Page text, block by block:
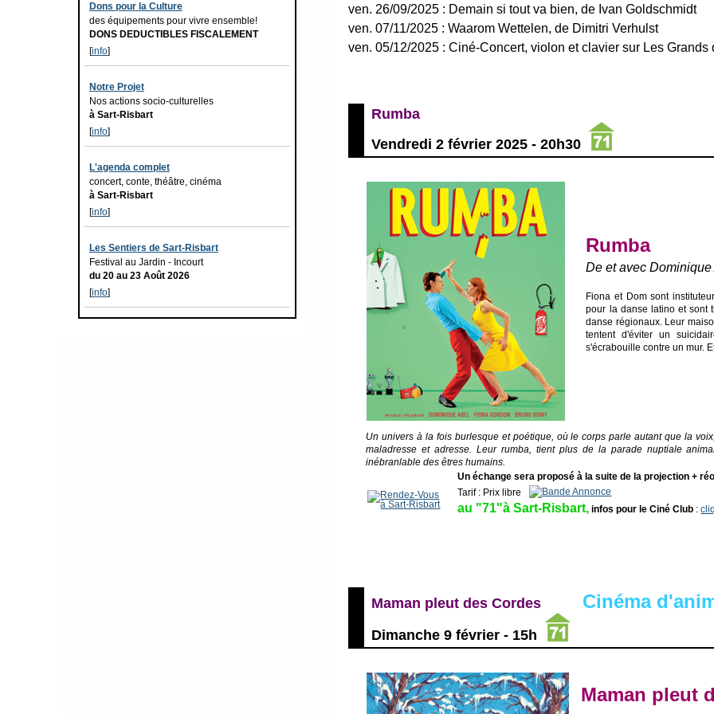
Dons pour la Culture
des équipements pour vivre ensemble!
DONS DEDUCTIBLES FISCALEMENT
[info]
Notre Projet
Nos actions socio-culturelles
à Sart-Risbart
[info]
L'agenda complet
concert, conte, théâtre, cinéma
à Sart-Risbart
[info]
Les Sentiers de Sart-Risbart
Festival au Jardin - Incourt
du 20 au 23 Août 2026
[info]
ven. 26/09/2025 : Demain si tout va bien, de Ivan Goldschmidt
ven. 07/11/2025 : Waarom Wettelen, de Dimitri Verhulst
ven. 05/12/2025 : Ciné-Concert, violon et clavier sur Les Grands
Rumba
Vendredi 2 février 2025 - 20h30
Rumba
De et avec
Fiona et Dom sont
pour la danse latino et sont
danse régionaux. Leur
tentent d'éviter un
s'écrabouille contre un mur.
Un univers à la fois burlesque et poétique, où le corps parle autant que la
maladresse et adresse. Leur rumba, tient plus de la parade nuptiale
inébranlable des êtres humains.
Un échange sera proposé à la suite de la projection +
Tarif : Prix libre
au "71"à Sart-Risbart, infos pour le Ciné Club :
Maman pleut des Cordes Cinéma
Dimanche 9 février - 15h
Maman pleut